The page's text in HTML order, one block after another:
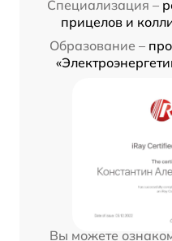
Специализация –
прицелов и
Образование –
Вы можете